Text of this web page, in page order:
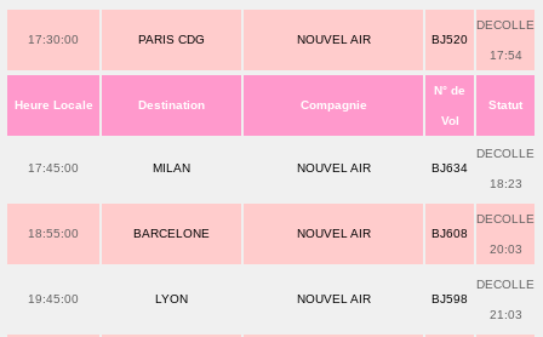
17:30:00 PARIS CDG NOUVEL AIR BJ520
DECOLLE
17:54
Heure Locale Destination Compagnie
N° de
Vol
Statut
17:45:00 MILAN NOUVEL AIR BJ634
DECOLLE
18:23
18:55:00 BARCELONE NOUVEL AIR BJ608
DECOLLE
20:03
19:45:00 LYON NOUVEL AIR BJ598
DECOLLE
21:03